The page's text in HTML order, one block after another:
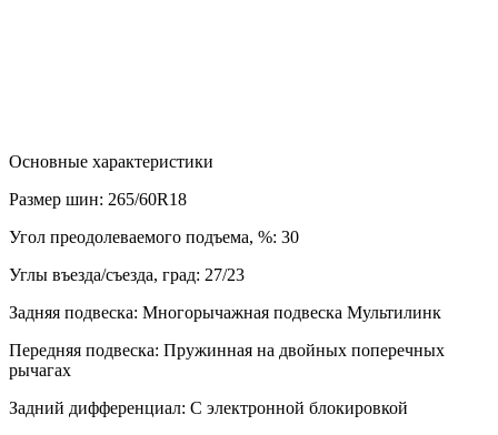
Основные характеристики
Размер шин: 265/60R18
Угол преодолеваемого подъема, %: 30
Углы въезда/съезда, град: 27/23
Задняя подвеска: Многорычажная подвеска Мультилинк
Передняя подвеска: Пружинная на двойных поперечных
рычагах
Задний дифференциал: С электронной блокировкой